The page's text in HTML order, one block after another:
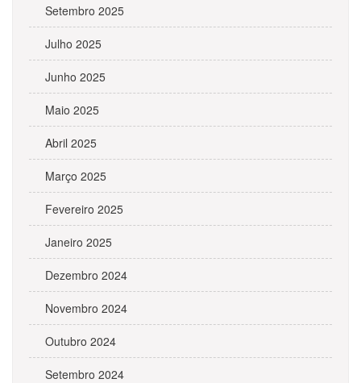
Setembro 2025
Julho 2025
Junho 2025
Maio 2025
Abril 2025
Março 2025
Fevereiro 2025
Janeiro 2025
Dezembro 2024
Novembro 2024
Outubro 2024
Setembro 2024